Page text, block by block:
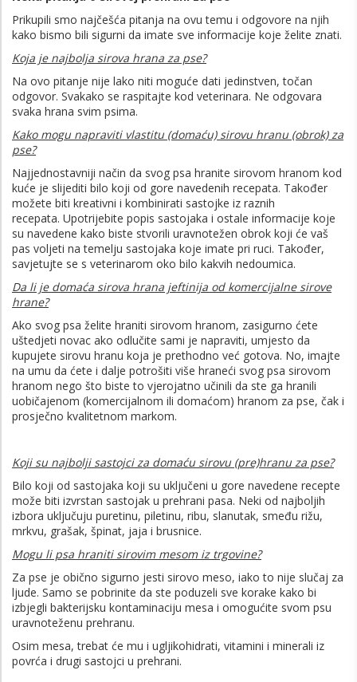
Prikupili smo najčešća pitanja na ovu temu i odgovore na njih
kako bismo bili sigurni da imate sve informacije koje želite znati.
Koja je najbolja sirova hrana za pse?
Na ovo pitanje nije lako niti moguće dati jedinstven, točan
odgovor. Svakako se raspitajte kod veterinara. Ne odgovara
svaka hrana svim psima.
Kako mogu napraviti vlastitu (domaću) sirovu hranu (obrok) za
pse?
Najjednostavniji način da svog psa hranite sirovom hranom kod
kuće je slijediti bilo koji od gore navedenih recepata. Također
možete biti kreativni i kombinirati sastojke iz raznih
recepata. Upotrijebite popis sastojaka i ostale informacije koje
su navedene kako biste stvorili uravnotežen obrok koji će vaš
pas voljeti na temelju sastojaka koje imate pri ruci. Također,
savjetujte se s veterinarom oko bilo kakvih nedoumica.
Da li je domaća sirova hrana jeftinija od komercijalne sirove
hrane?
Ako svog psa želite hraniti sirovom hranom, zasigurno ćete
uštedjeti novac ako odlučite sami je napraviti, umjesto da
kupujete sirovu hranu koja je prethodno već gotova. No, imajte
na umu da ćete i dalje potrošiti više hraneći svog psa sirovom
hranom nego što biste to vjerojatno učinili da ste ga hranili
uobičajenom (komercijalnom ili domaćom) hranom za pse, čak i
prosječno kvalitetnom markom.
Koji su najbolji sastojci za domaću sirovu (pre)hranu za pse?
Bilo koji od sastojaka koji su uključeni u gore navedene recepte
može biti izvrstan sastojak u prehrani pasa. Neki od najboljih
izbora uključuju puretinu, piletinu, ribu, slanutak, smeđu rižu,
mrkvu, grašak, špinat, jaja i brusnice.
Mogu li psa hraniti sirovim mesom iz trgovine?
Za pse je obično sigurno jesti sirovo meso, iako to nije slučaj za
ljude. Samo se pobrinite da ste poduzeli sve korake kako bi
izbjegli bakterijsku kontaminaciju mesa i omogućite svom psu
uravnoteženu prehranu.
Osim mesa, trebat će mu i ugljikohidrati, vitamini i minerali iz
povrća i drugi sastojci u prehrani.